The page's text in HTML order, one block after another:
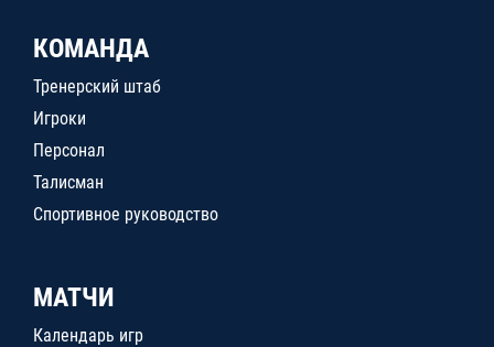
КОМАНДА
Тренерский штаб
Игроки
Персонал
Талисман
Спортивное руководство
МАТЧИ
Календарь игр